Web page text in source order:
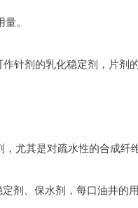
。
剂的乳化稳定剂，片剂的
其是对疏水性的合成纤
、保水剂，每口油井的用